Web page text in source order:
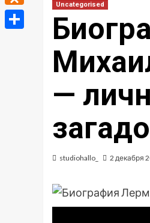
Uncategorised
—
studiohallo_ 2 декабря
Odnoklassniki
Отправить